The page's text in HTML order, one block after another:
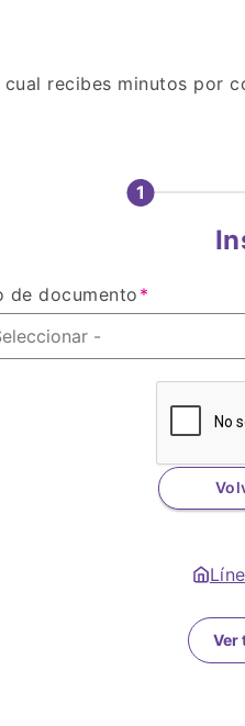
recibes minutos por
1
de documento
-
Ver